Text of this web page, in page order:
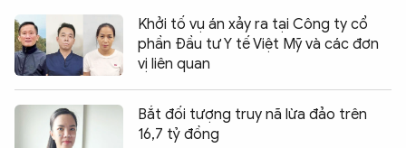
Khởi tố vụ án xảy ra tại Công ty cổ
phần Đầu tư Y tế Việt Mỹ và các đơn
vị liên quan
Bắt đối tượng truy nã lừa đảo trên
16,7 tỷ đồng